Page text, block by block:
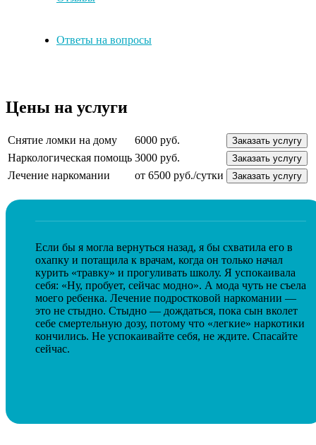
Ответы на вопросы
Цены на услуги
Снятие ломки на дому 6000 руб. Заказать услугу
Наркологическая помощь 3000 руб. Заказать услугу
Лечение наркомании от 6500 руб./сутки Заказать услугу
Если бы я могла вернуться назад, я бы схватила его в
охапку и потащила к врачам, когда он только начал
курить «травку» и прогуливать школу. Я успокаивала
себя: «Ну, пробует, сейчас модно». А мода чуть не съела
моего ребенка. Лечение подростковой наркомании —
это не стыдно. Стыдно — дождаться, пока сын вколет
себе смертельную дозу, потому что «легкие» наркотики
кончились. Не успокаивайте себя, не ждите. Спасайте
сейчас.